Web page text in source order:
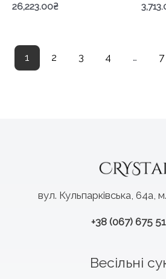
26,223.00₴
1 2 3 4 … 7
вул. Кульпарківська, 64а,
+38 (067) 675
Весільні